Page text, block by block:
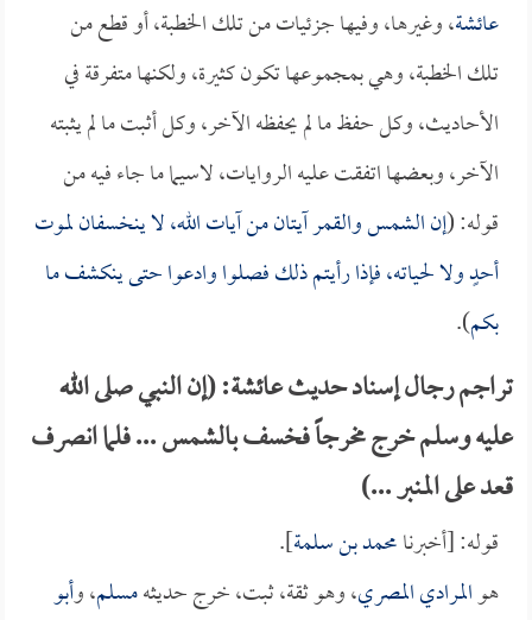
عائشة، وغيرها، وفيها جزئيات من تلك الخطبة، أو قطع من
تلك الخطبة، وهي بمجموعها تكون كثيرة، ولكنها متفرقة في
الأحاديث، وكل حفظ ما لم يحفظه الآخر، وكل أثبت ما لم يثبته
الآخر، وبعضها اتفقت عليه الروايات، لاسيما ما جاء فيه من
قوله: (إن الشمس والقمر آيتان من آيات الله، لا ينخسفان لموت
أحدٍ ولا لحياته، فإذا رأيتم ذلك فصلوا وادعوا حتى ينكشف ما
بكم).
تراجم رجال إسناد حديث عائشة: (إن النبي صلى الله
عليه وسلم خرج مخرجاً فخسف بالشمس ... فلما انصرف
قعد على المنبر ...)
قوله: [أخبرنامحمد بن سلمة].
هوالمرادي المصري، وهو ثقة، ثبت، خرج حديثهمسلم، وأبو